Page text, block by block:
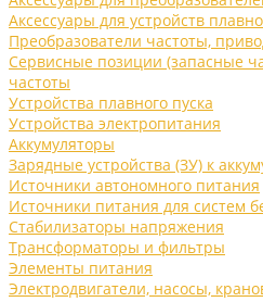
Аксессуары для устройств
Преобразователи частоты,
Сервисные позиции (запасные
частоты
Устройства плавного пуска
Устройства электропитания
Аккумуляторы
Зарядные устройства (ЗУ) к
Источники автономного питания
Источники питания для систем
Стабилизаторы напряжения
Трансформаторы и фильтры
Элементы питания
Электродвигатели, насосы,